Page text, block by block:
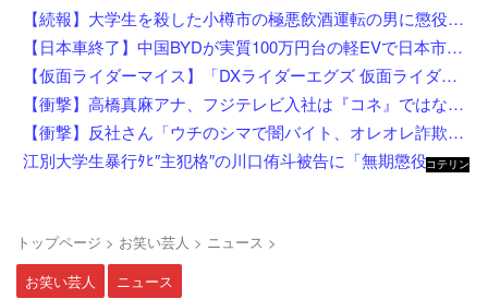
【続報】大学生を殺した小樽市の極悪飲酒運転の男に懲役4年6ヶ月の判決。
【日本車終了】中国BYDが実質100万円台の軽EVで日本市場に殴り込み
【仮面ライダーマイス】「DXライダーエグズ 仮面ライダーストア東京セット」仮面ライダーストアで発売決定
【衝撃】高橋真麻アナ、フジテレビ入社は『コネ』ではないが…「忖度じゃないですか？」←これw w w w w w w w
【衝撃】反社さん「ウチのシマで闇バイト、オレオレ詐欺、強盗する奴らぶっ○す」←これw w w w w w w
江別大学生暴行ﾀﾋ″主犯格″の川口侑斗被告に「無期懲役」の判決→当時17歳少年に「懲役30年」の判決
コテリン
トップページ > お笑い芸人 > ニュース >
お笑い芸人
ニュース